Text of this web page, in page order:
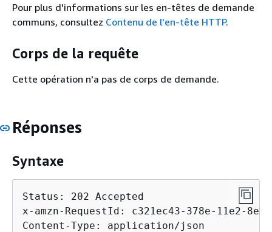
Pour plus d'informations sur les en-têtes de demande
communs, consultez Contenu de l'en-tête HTTP.
Corps de la requête
Cette opération n'a pas de corps de demande.
Réponses
Syntaxe
Status: 202 Accepted
x-amzn-RequestId: c321ec43-378e-11e2-
Content-Type: application/json